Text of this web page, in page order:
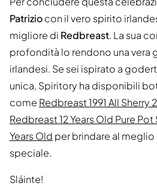
Patriziocon il vero spirito
migliore di Redbreast. La sua
profondità lo rendono una vera
irlandesi. Se sei ispirato a
unica, Spiritory ha disponibili
come Redbreast 1991 All Sherry
Redbreast 12 Years Old Pure Pot
Years Old per brindare al
speciale.
Sláinte!